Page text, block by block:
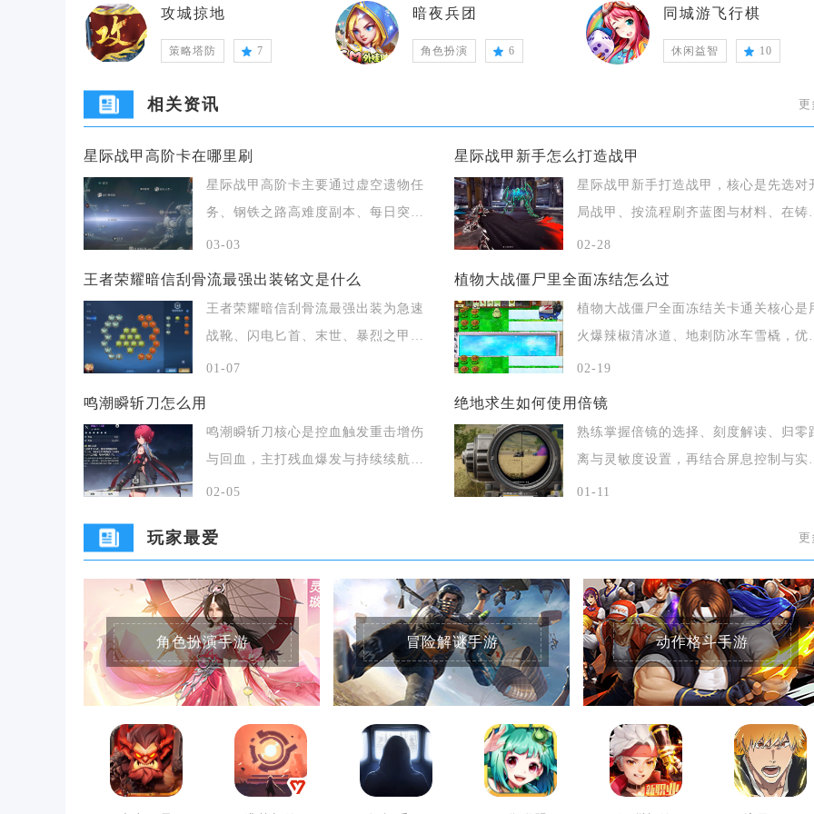
攻城掠地
策略塔防 7
暗夜兵团
角色扮演 6
同城游飞行棋
休闲益智 10
相关资讯 更
星际战甲高阶卡在哪里刷
星际战甲高阶卡主要通过虚空遗物任
务、钢铁之路高难度副本、每日突击
任务、虚空商人兑
03-03
星际战甲新手怎么打造战甲
星际战甲新手打造战甲，核心是先选对
局战甲、按流程刷齐蓝图与材料、在铸
舱分步制
02-28
王者荣耀暗信刮骨流最强出装铭文是什么
王者荣耀暗信刮骨流最强出装为急速
战靴、闪电匕首、末世、暴烈之甲、
血魔之怒、不祥征
01-07
植物大战僵尸里全面冻结怎么过
植物大战僵尸全面冻结关卡通关核心是
火爆辣椒清冰道、地刺防冰车雪橇，优
保阳光经
02-19
鸣潮瞬斩刀怎么用
鸣潮瞬斩刀核心是控血触发重击增伤
与回血，主打残血爆发与持续续航，
适配丹瑾等能自降
02-05
绝地求生如何使用倍镜
熟练掌握倍镜的选择、刻度解读、归零
离与灵敏度设置，再结合屏息控制与实
场景切换
01-11
玩家最爱 更
角色扮演手游 冒险解谜手游 动作格斗手游